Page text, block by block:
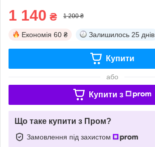
1 140 ₴ 1 200 ₴
Економія 60 ₴ Залишилось 25 днів
Купити
або
Купити з
Що таке купити з Пром?
Замовлення під захистом